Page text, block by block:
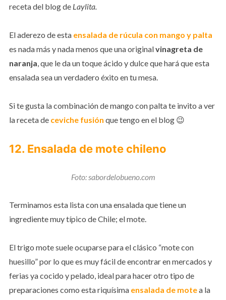
receta del blog de Laylita.
El aderezo de esta ensalada de rúcula con mango y palta
es nada más y nada menos que una originalvinagreta de
naranja , que le da un toque ácido y dulce que hará que esta
ensalada sea un verdadero éxito en tu mesa.
Si te gusta la combinación de mango con palta te invito a ver
la receta de ceviche fusión que tengo en el blog 😉
12. Ensalada de mote chileno
Foto: sabordelobueno.com
Terminamos esta lista con una ensalada que tiene un
ingrediente muy típico de Chile; el mote.
El trigo mote suele ocuparse para el clásico “mote con
huesillo” por lo que es muy fácil de encontrar en mercados y
ferias ya cocido y pelado, ideal para hacer otro tipo de
preparaciones como esta riquísima ensalada de motea la